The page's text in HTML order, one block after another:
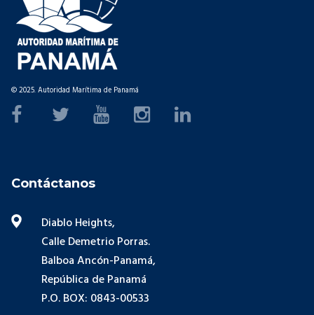
© 2025. Autoridad Marítima de Panamá
Contáctanos
Diablo Heights,
Calle Demetrio Porras.
Balboa Ancón-Panamá,
República de Panamá
P.O. BOX: 0843-00533